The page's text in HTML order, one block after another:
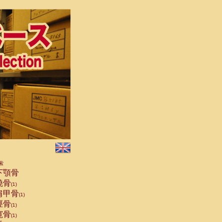
顎骨
骨(1)
甲骨(1)
骨(1)
骨(1)